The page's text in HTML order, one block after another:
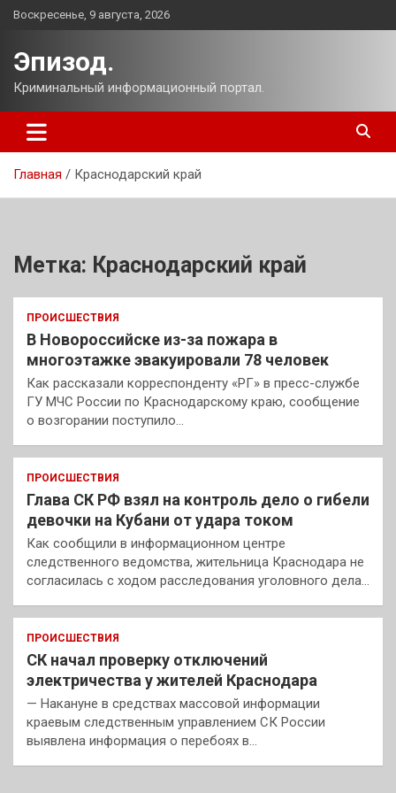
Перейти
Воскресенье, 9 августа, 2026
Эпизод.
Криминальный информационный портал.
Главная Краснодарский край
Метка: Краснодарский край
ПРОИСШЕСТВИЯ
В Новороссийске из-за пожара в
многоэтажке эвакуировали 78 человек
Как рассказали корреспонденту «РГ» в пресс-службе
ГУ МЧС России по Краснодарскому краю, сообщение
о возгорании поступило…
ПРОИСШЕСТВИЯ
Глава СК РФ взял на контроль дело о гибели
девочки на Кубани от удара током
Как сообщили в информационном центре
следственного ведомства, жительница Краснодара не
согласилась с ходом расследования уголовного дела…
ПРОИСШЕСТВИЯ
СК начал проверку отключений
электричества у жителей Краснодара
— Накануне в средствах массовой информации
краевым следственным управлением СК России
выявлена информация о перебоях в…